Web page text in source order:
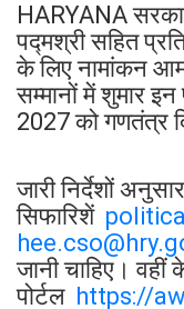
HARYANA
पद्मश्री सहित
के लिए नामांकन
सम्मानों में शुमार
2027 को गणतंत्र
जारी निर्देशों
सिफारिशें
जानी चाहिए।
पोर्टल https://